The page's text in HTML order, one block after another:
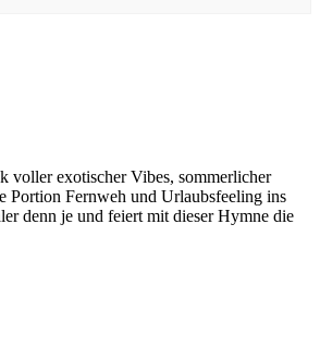
voller exotischer Vibes, sommerlicher
Portion Fernweh und Urlaubsfeeling ins
denn je und feiert mit dieser Hymne die